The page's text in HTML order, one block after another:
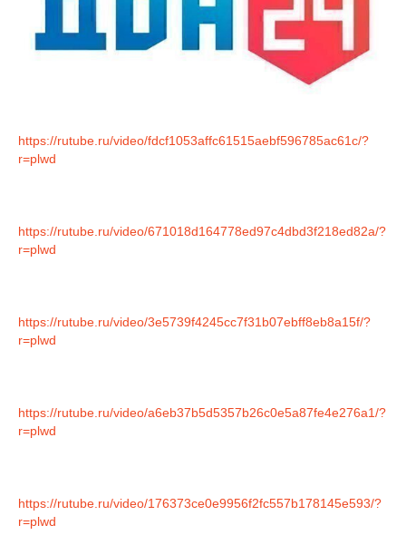
https://rutube.ru/video/fdcf1053affc61515aebf596785ac61c/?
r=plwd
https://rutube.ru/video/671018d164778ed97c4dbd3f218ed82a/?
r=plwd
https://rutube.ru/video/3e5739f4245cc7f31b07ebff8eb8a15f/?
r=plwd
https://rutube.ru/video/a6eb37b5d5357b26c0e5a87fe4e276a1/?
r=plwd
https://rutube.ru/video/176373ce0e9956f2fc557b178145e593/?
r=plwd